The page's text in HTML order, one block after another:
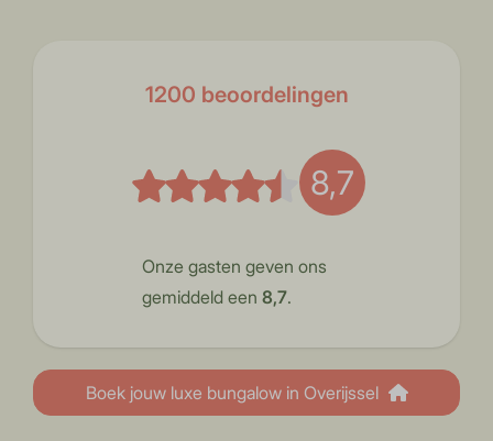
1200 beoordelingen
8,7
Onze gasten geven ons
gemiddeld een 8,7.
Boek jouw luxe bungalow in Overijssel